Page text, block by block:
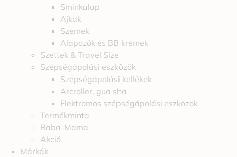
Sminkalap
Ajkak
Szemek
Alapozók és BB krémek
Szettek & Travel Size
Szépségápolási eszközök
Szépségápolási kellékek
Arcroller, gua sha
Elektromos szépségápolási eszközök
Termékminta
Baba-Mama
Akció
Márkák